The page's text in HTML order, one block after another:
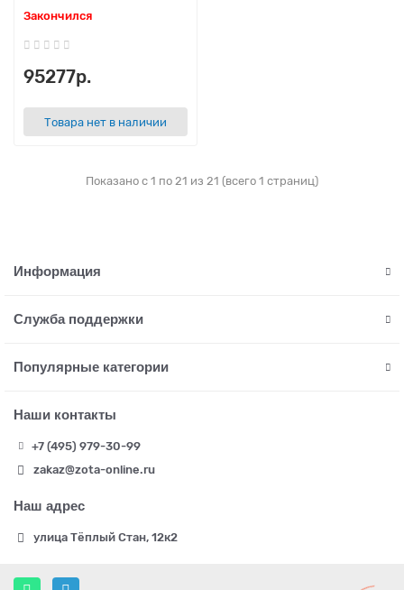
Закончился
95277р.
Товара нет в наличии
Показано с 1 по 21 из 21 (всего 1 страниц)
Информация
Служба поддержки
Популярные категории
Наши контакты
+7 (495) 979-30-99
zakaz@zota-online.ru
Наш адрес
улица Тёплый Стан, 12к2